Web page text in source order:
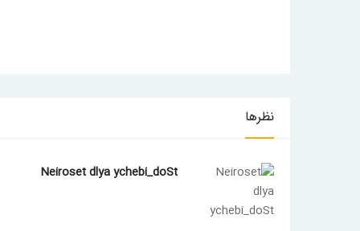
نظرها
Neiroset dlya ychebi_doSt